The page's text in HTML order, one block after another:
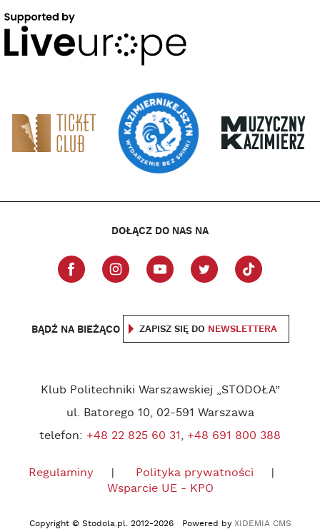
DOŁĄCZ DO NAS NA
BĄDŹ NA BIEŻĄCO ZAPISZ SIĘ DO NEWSLETTERA
Klub Politechniki Warszawskiej „STODOŁA”
ul. Batorego 10, 02-591 Warszawa
telefon: +48 22 825 60 31, +48 691 800 388
Regulaminy
Polityka prywatności
Wsparcie UE - KPO
Copyright © Stodola.pl. 2012-2026 Powered by XIDEMIA CMS